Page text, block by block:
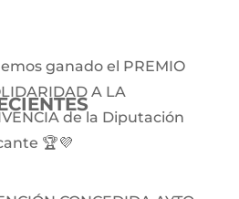
ganado el PREMIO
A LA
de la Diputación
🏆💜